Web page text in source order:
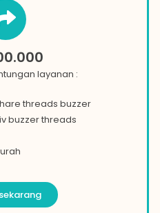
layanan :
threads buzzer
buzzer threads